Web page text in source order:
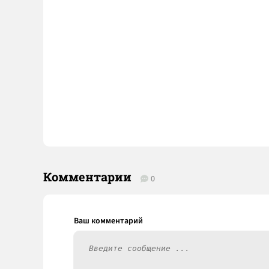
Комментарии 0